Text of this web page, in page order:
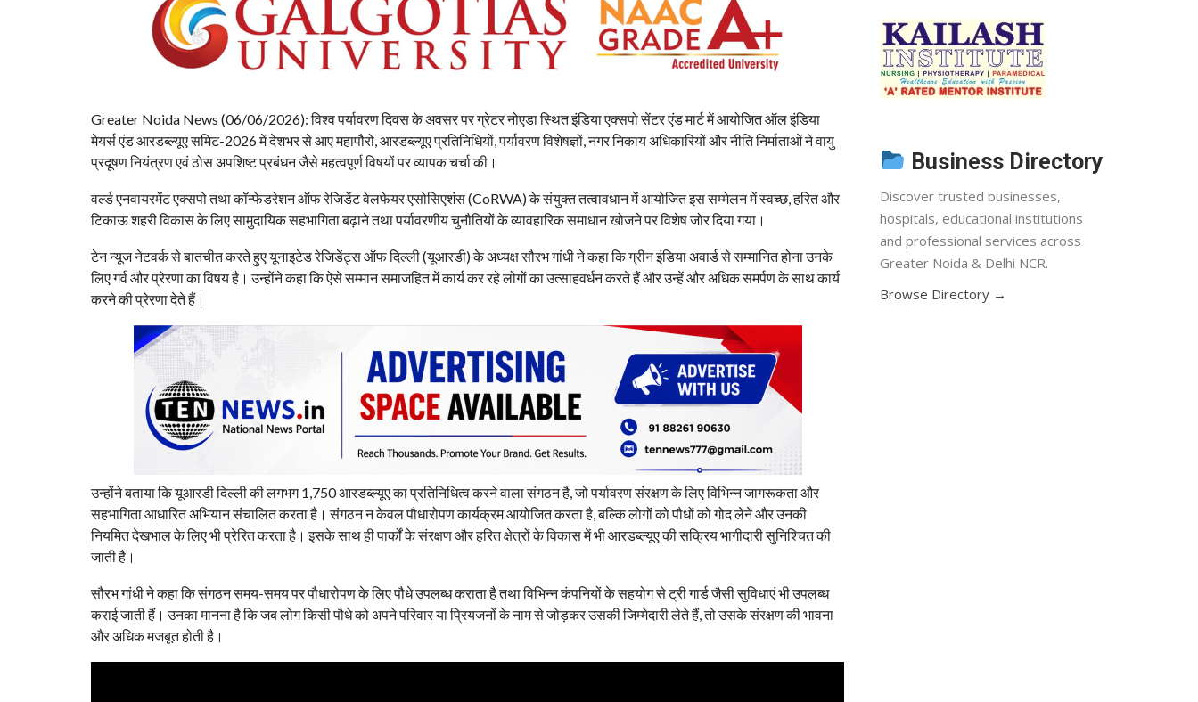
Greater Noida News (06/06/2026): विश्व पर्यावरण दिवस के अवसर पर ग्रेटर नोएडा स्थित इंडिया एक्सपो सेंटर एंड मार्ट में आयोजित ऑल इंडिया
मेयर्स एंड आरडब्ल्यूए समिट-2026 में देशभर से आए महापौरों, आरडब्ल्यूए प्रतिनिधियों, पर्यावरण विशेषज्ञों, नगर निकाय अधिकारियों और नीति निर्माताओं ने वायु
प्रदूषण नियंत्रण एवं ठोस अपशिष्ट प्रबंधन जैसे महत्वपूर्ण विषयों पर व्यापक चर्चा की।
वर्ल्ड एनवायरमेंट एक्सपो तथा कॉन्फेडरेशन ऑफ रेजिडेंट वेलफेयर एसोसिएशंस (CoRWA) के संयुक्त तत्वावधान में आयोजित इस सम्मेलन में स्वच्छ, हरित और
टिकाऊ शहरी विकास के लिए सामुदायिक सहभागिता बढ़ाने तथा पर्यावरणीय चुनौतियों के व्यावहारिक समाधान खोजने पर विशेष जोर दिया गया।
टेन न्यूज नेटवर्क से बातचीत करते हुए यूनाइटेड रेजिडेंट्स ऑफ दिल्ली (यूआरडी) के अध्यक्ष सौरभ गांधी ने कहा कि ग्रीन इंडिया अवार्ड से सम्मानित होना उनके
लिए गर्व और प्रेरणा का विषय है। उन्होंने कहा कि ऐसे सम्मान समाजहित में कार्य कर रहे लोगों का उत्साहवर्धन करते हैं और उन्हें और अधिक समर्पण के साथ कार्य
करने की प्रेरणा देते हैं।
उन्होंने बताया कि यूआरडी दिल्ली की लगभग 1,750 आरडब्ल्यूए का प्रतिनिधित्व करने वाला संगठन है, जो पर्यावरण संरक्षण के लिए विभिन्न जागरूकता और
सहभागिता आधारित अभियान संचालित करता है। संगठन न केवल पौधारोपण कार्यक्रम आयोजित करता है, बल्कि लोगों को पौधों को गोद लेने और उनकी
नियमित देखभाल के लिए भी प्रेरित करता है। इसके साथ ही पार्कों के संरक्षण और हरित क्षेत्रों के विकास में भी आरडब्ल्यूए की सक्रिय भागीदारी सुनिश्चित की
जाती है।
सौरभ गांधी ने कहा कि संगठन समय-समय पर पौधारोपण के लिए पौधे उपलब्ध कराता है तथा विभिन्न कंपनियों के सहयोग से ट्री गार्ड जैसी सुविधाएं भी उपलब्ध
कराई जाती हैं। उनका मानना है कि जब लोग किसी पौधे को अपने परिवार या प्रियजनों के नाम से जोड़कर उसकी जिम्मेदारी लेते हैं, तो उसके संरक्षण की भावना
और अधिक मजबूत होती है।
Business Directory
Discover trusted businesses,
hospitals, educational institutions
and professional services across
Greater Noida & Delhi NCR.
Browse Directory →